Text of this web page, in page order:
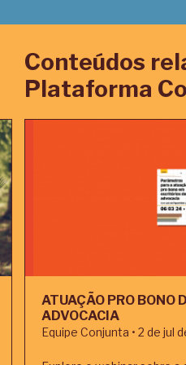
Conteúdos
Plataforma
ATUAÇÃO PRO BONO
ADVOCACIA
Equipe Conjunta • 2 de jul